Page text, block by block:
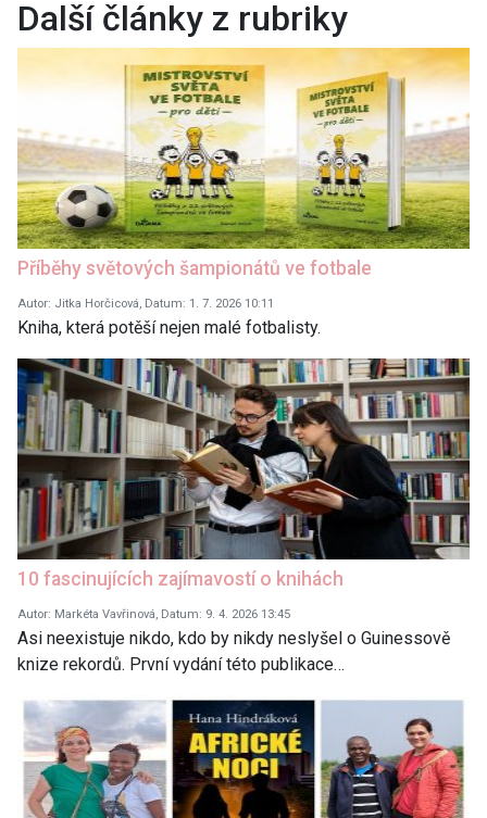
Další články z rubriky
Příběhy světových šampionátů ve fotbale
Autor: Jitka Horčicová, Datum: 1. 7. 2026 10:11
Kniha, která potěší nejen malé fotbalisty.
10 fascinujících zajímavostí o knihách
Autor: Markéta Vavřinová, Datum: 9. 4. 2026 13:45
Asi neexistuje nikdo, kdo by nikdy neslyšel o Guinessově
knize rekordů. První vydání této publikace…